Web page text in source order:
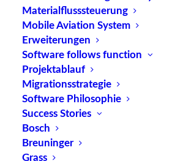
Materialflusssteuerung
Mobile Aviation System
Erweiterungen
Software follows function
Projektablauf
Migrationsstrategie
Software Philosophie
Success Stories
Bosch
Breuninger
Grass
Benchmarking